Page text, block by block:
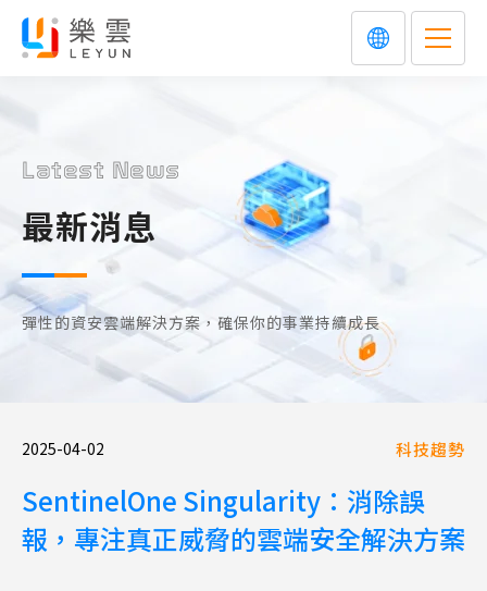
Latest News
最新消息
彈性的資安雲端解決方案，確保你的事業持續成長
2025-04-02 科技趨勢
SentinelOne Singularity：消除誤
報，專注真正威脅的雲端安全解決方案